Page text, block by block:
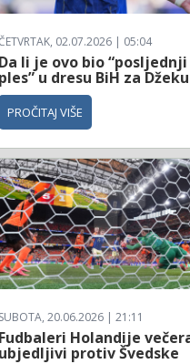
02.07.2026 | 05:04
Da li je ovo bio “posljednji
ples” u dresu BiH za Džeku
PROČITAJ VIŠE
SUBOTA, 20.06.2026 | 21:11
Fudbaleri Holandije
ubjedljivi protiv Švedske